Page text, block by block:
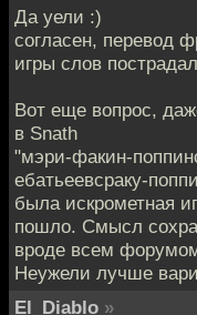
Да уели :)
согласен, перевод
игры слов
Вот еще вопрос,
в Snath
"мэри-факин-
ебатьеевсраку-
была искрометная
пошло. Смысл
вроде всем
Неужели лучше
El_Diablo »